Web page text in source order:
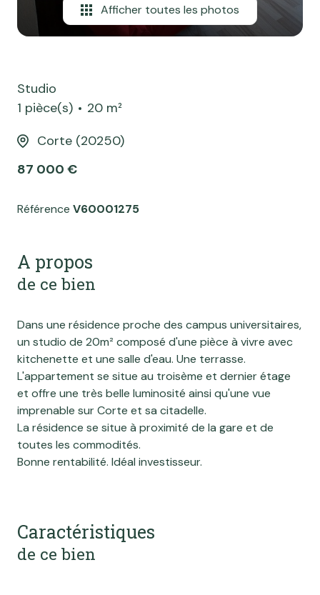
Afficher toutes les photos
Studio
1 pièce(s)
20 m²
Corte (20250)
87 000 €
Référence V60001275
A propos
de ce bien
Dans une résidence proche des campus universitaires,
un studio de 20m² composé d'une pièce à vivre avec
kitchenette et une salle d'eau. Une terrasse.
L'appartement se situe au troisème et dernier étage
et offre une très belle luminosité ainsi qu'une vue
imprenable sur Corte et sa citadelle.
La résidence se situe à proximité de la gare et de
toutes les commodités.
Bonne rentabilité. Idéal investisseur.
Caractéristiques
de ce bien